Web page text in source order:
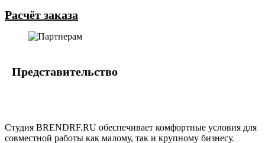
Расчёт заказа
Представительство
Студия BRENDRF.RU обеспечивает комфортные условия для
совместной работы как малому, так и крупному бизнесу.